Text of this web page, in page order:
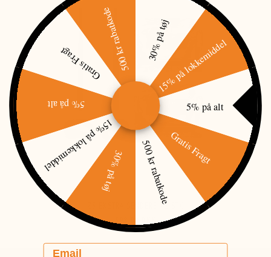
Z3 EKSTRA SENDERE - 2 STK
30% på tøj
15% på lokkemiddel
5% på alt
Gratis Fragt
500 kr rabatkode
30% på tøj
15% på lokkemiddel
5% på alt
Gratis Fragt500 kr rabatkode
Email